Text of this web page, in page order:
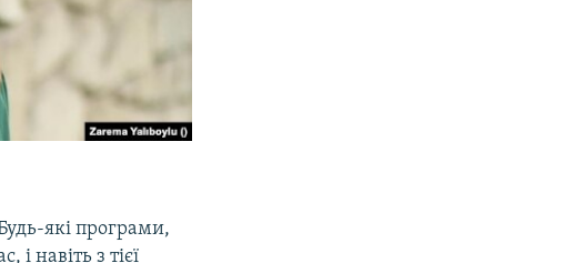
які програми,
навіть з тієї